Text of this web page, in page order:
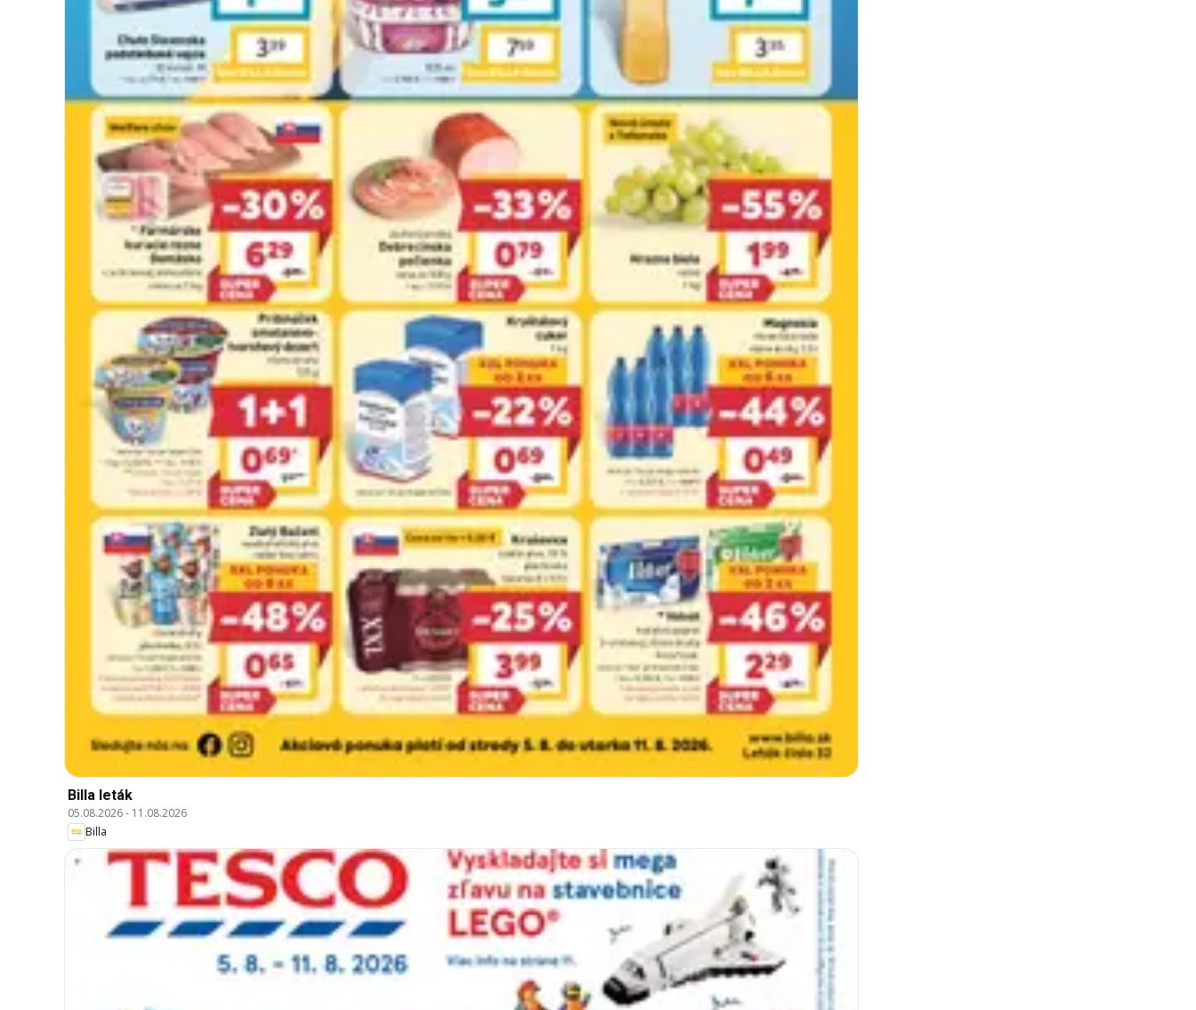
Billa leták
05.08.2026- 11.08.2026
Billa